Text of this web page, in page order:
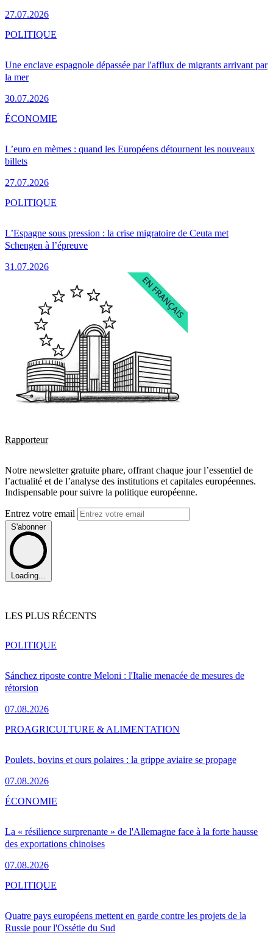
27.07.2026
Une enclave espagnole dépassée par l'afflux de migrants arrivant par
la mer
30.07.2026
POLITIQUE
L’euro en mèmes : quand les Européens détournent les nouveaux
billets
27.07.2026
ÉCONOMIE
L’Espagne sous pression : la crise migratoire de Ceuta met
Schengen à l’épreuve
31.07.2026
POLITIQUE
Rapporteur
Notre newsletter gratuite phare, offrant chaque jour l’essentiel de
l’actualité et de l’analyse des institutions et capitales européennes.
Indispensable pour suivre la politique européenne.
Entrez votre email
S'abonner
Loading...
LES PLUS RÉCENTS
Sánchez riposte contre Meloni : l'Italie menacée de mesures de
rétorsion
07.08.2026
POLITIQUE
Poulets, bovins et ours polaires : la grippe aviaire se propage
07.08.2026
PROAGRICULTURE & ALIMENTATION
La « résilience surprenante » de l'Allemagne face à la forte hausse
des exportations chinoises
07.08.2026
ÉCONOMIE
Quatre pays européens mettent en garde contre les projets de la
Russie pour l'Ossétie du Sud
POLITIQUE